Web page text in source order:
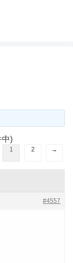
中)
1 2 →
#4557